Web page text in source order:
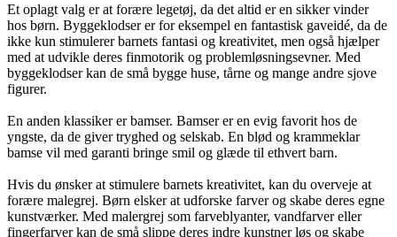
Et oplagt valg er at forære legetøj, da det altid er en sikker vinder
hos børn. Byggeklodser er for eksempel en fantastisk gaveidé, da de
ikke kun stimulerer barnets fantasi og kreativitet, men også hjælper
med at udvikle deres finmotorik og problemløsningsevner. Med
byggeklodser kan de små bygge huse, tårne og mange andre sjove
figurer.
En anden klassiker er bamser. Bamser er en evig favorit hos de
yngste, da de giver tryghed og selskab. En blød og krammeklar
bamse vil med garanti bringe smil og glæde til ethvert barn.
Hvis du ønsker at stimulere barnets kreativitet, kan du overveje at
forære malegrej. Børn elsker at udforske farver og skabe deres egne
kunstværker. Med malergrej som farveblyanter, vandfarver eller
fingerfarver kan de små slippe deres indre kunstner løs og skabe